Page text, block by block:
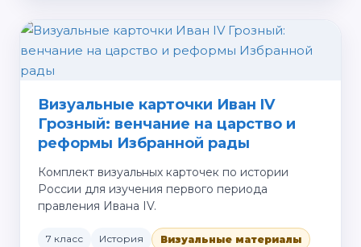
Визуальные карточки Иван IV
Грозный: венчание на царство и
реформы Избранной рады
Комплект визуальных карточек по истории
России для изучения первого периода
правления Ивана IV.
7 класс История
Визуальные материалы